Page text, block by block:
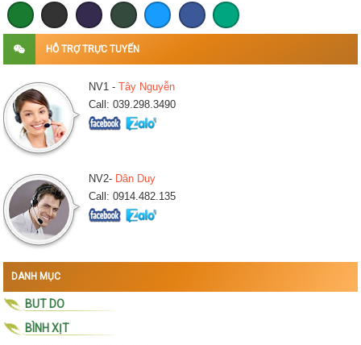
HỖ TRỢ TRỰC TUYẾN
NV1 - Tây Nguyễn
Call: 039.298.3490
NV2- Dân Duy
Call: 0914.482.135
DANH MỤC
BUT DO
BÌNH XỊT